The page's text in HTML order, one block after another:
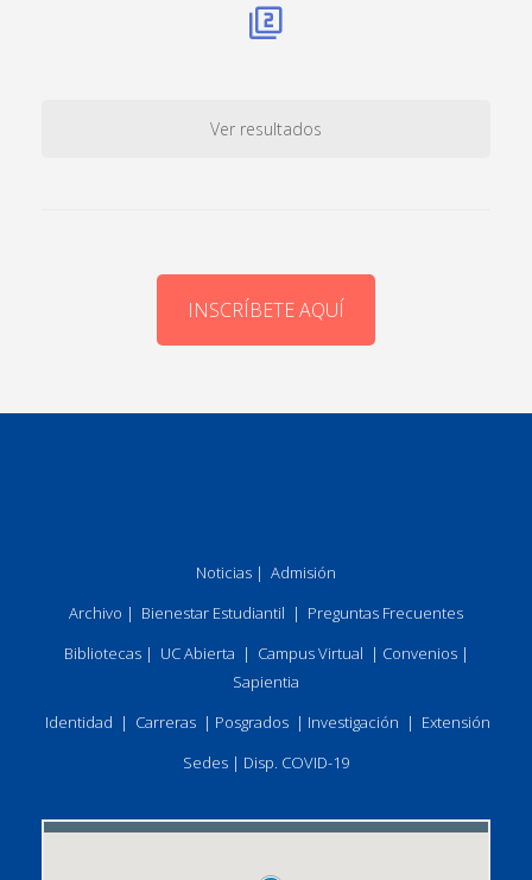
Ver resultados
INSCRÍBETE AQUÍ
Noticias | Admisión
Archivo | Bienestar Estudiantil | Preguntas Frecuentes
Bibliotecas| UC Abierta | Campus Virtual | Convenios|
Sapientia
Identidad | Carreras | Posgrados | Investigación | Extensión
Sedes | Disp. COVID-19